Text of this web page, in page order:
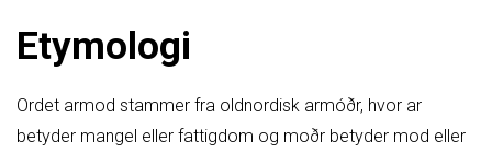
Etymologi
Ordet armod stammer fra oldnordisk armóðr, hvor ar
betyder mangel eller fattigdom og moðr betyder mod eller